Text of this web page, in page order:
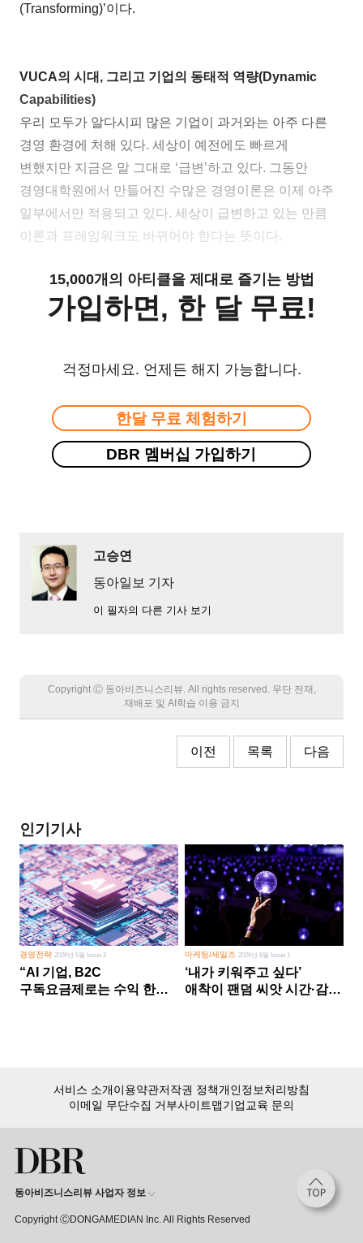
(Transforming)’이다.
VUCA의 시대, 그리고 기업의 동태적 역량(Dynamic
Capabilities)
우리 모두가 알다시피 많은 기업이 과거와는 아주 다른
경영 환경에 처해 있다. 세상이 예전에도 빠르게
변했지만 지금은 말 그대로 ‘급변’하고 있다. 그동안
경영대학원에서 만들어진 수많은 경영이론은 이제 아주
일부에서만 적용되고 있다. 세상이 급변하고 있는 만큼
이론과 프레임워크도 바뀌어야 한다는 뜻이다.
15,000개의 아티클을 제대로 즐기는 방법
가입하면, 한 달 무료!
걱정마세요. 언제든 해지 가능합니다.
한달 무료 체험하기
DBR 멤버십 가입하기
고승연
동아일보 기자
이 필자의 다른 기사 보기
Copyright Ⓒ 동아비즈니스리뷰. All rights reserved. 무단 전재,
재배포 및 AI학습 이용 금지
이전 목록 다음
인기기사
경영전략 2026년 5월 Issue 2
“AI 기업, B2C
구독요금제로는 수익 한계
마케팅/세일즈 2026년 8월 Issue 1
‘내가 키워주고 싶다’
애착이 팬덤 씨앗 시간·감정
서비스 소개이용약관저작권 정책개인정보처리방침
이메일 무단수집 거부사이트맵기업교육 문의
동아비즈니스리뷰 사업자 정보
Copyright ⒸDONGAMEDIAN Inc. All Rights Reserved